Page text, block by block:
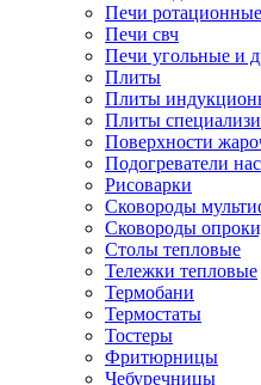
Печи ротационные
Печи свч
Печи угольные и
Плиты
Плиты
Плиты
Поверхности
Подогреватели
Рисоварки
Сковороды
Сковороды
Столы тепловые
Тележки тепловые
Термобани
Термостаты
Тостеры
Фритюрницы
Чебуречницы